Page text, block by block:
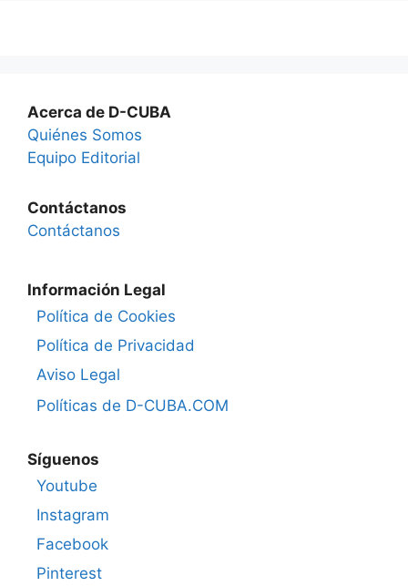
Acerca de D-CUBA
Quiénes Somos
Equipo Editorial
Contáctanos
Contáctanos
Información Legal
Política de Cookies
Política de Privacidad
Aviso Legal
Políticas de D-CUBA.COM
Síguenos
Youtube
Instagram
Facebook
Pinterest